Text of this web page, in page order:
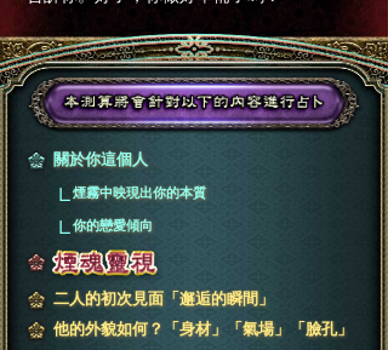
關於你這個人
煙霧中映現出你的本質
你的戀愛傾向
二人的初次見面「邂逅的瞬間」
他的外貌如何？「身材」「氣場」「臉孔」